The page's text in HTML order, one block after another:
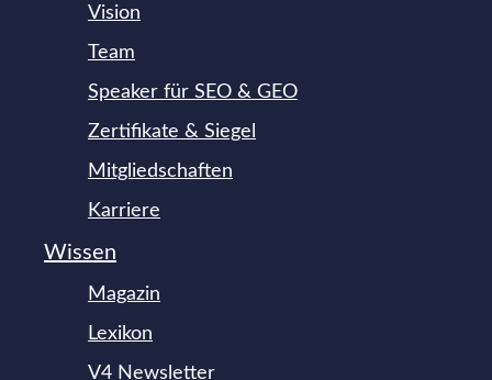
Vision
Team
Speaker für SEO & GEO
Zertifikate & Siegel
Mitgliedschaften
Karriere
Wissen
Magazin
Lexikon
V4 Newsletter